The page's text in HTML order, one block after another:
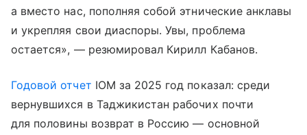
а вместо нас, пополняя собой этнические анклавы
и укрепляя свои диаспоры. Увы, проблема
остается», — резюмировал Кирилл Кабанов.
Годовой отчет IOM за 2025 год показал: среди
вернувшихся в Таджикистан рабочих почти
для половины возврат в Россию — основной